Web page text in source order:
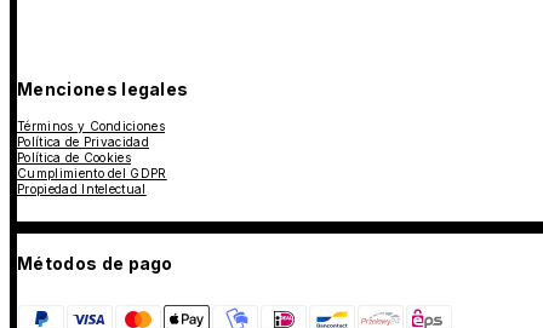
Menciones legales
Términos y Condiciones
Política de Privacidad
Política de Cookies
Cumplimiento del GDPR
Propiedad Intelectual
Métodos de pago